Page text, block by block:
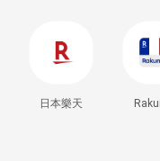
日本樂天